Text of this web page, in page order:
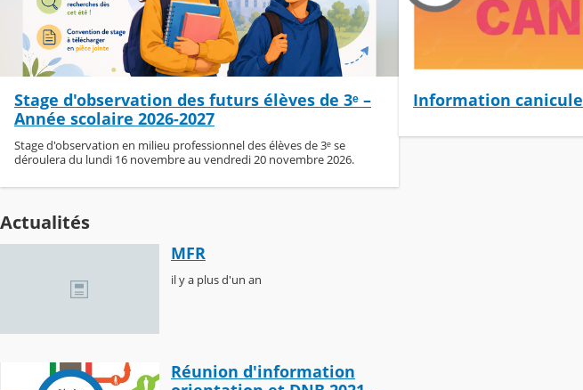
Stage d'observation des futurs élèves de 3ᵉ –
Année scolaire 2026-2027
Stage d'observation en milieu professionnel des élèves de 3ᵉ se
déroulera du lundi 16 novembre au vendredi 20 novembre 2026.
Information canicule
Actualités
MFR
il y a plus d'un an
Réunion d'information